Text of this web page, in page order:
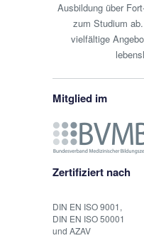
Ausbildung über
zum Studium
vielfältige
Mitglied im
Zertifiziert nach
DIN EN ISO 9001,
DIN EN ISO 50001
und AZAV